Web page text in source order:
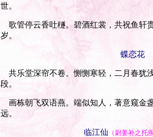
世。
歌管停云香吐穟。碧酒红裳，共祝鱼轩
岁。
蝶恋花
共乐堂深帘不卷。恻恻寒轻，二月春犹
段。
画栋朝飞双语燕。端似知人，著意窥金
远。
临江仙 （尉姜补之托